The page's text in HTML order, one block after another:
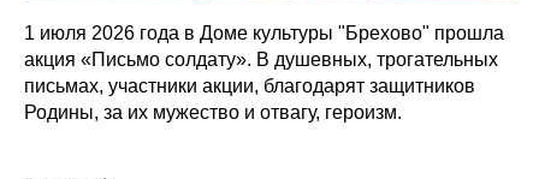
1 июля 2026 года в Доме культуры "Брехово" прошла
акция «Письмо солдату». В душевных, трогательных
письмах, участники акции, благодарят защитников
Родины, за их мужество и отвагу, героизм.